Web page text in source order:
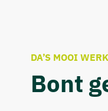
DA’S MOOI WERK
Bont